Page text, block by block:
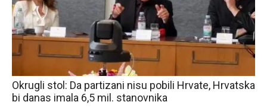
Okrugli stol: Da partizani nisu pobili Hrvate, Hrvatska
bi danas imala 6,5 mil. stanovnika